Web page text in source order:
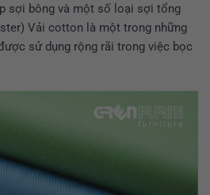
sợi bông và một số loại sợi tổng
Vải cotton là một trong những
sử dụng rộng rãi trong việc bọc